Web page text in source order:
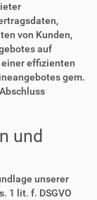
von Kunden,
auf
effizienten
gem.
und
unserer
1 lit. f. DSGVO